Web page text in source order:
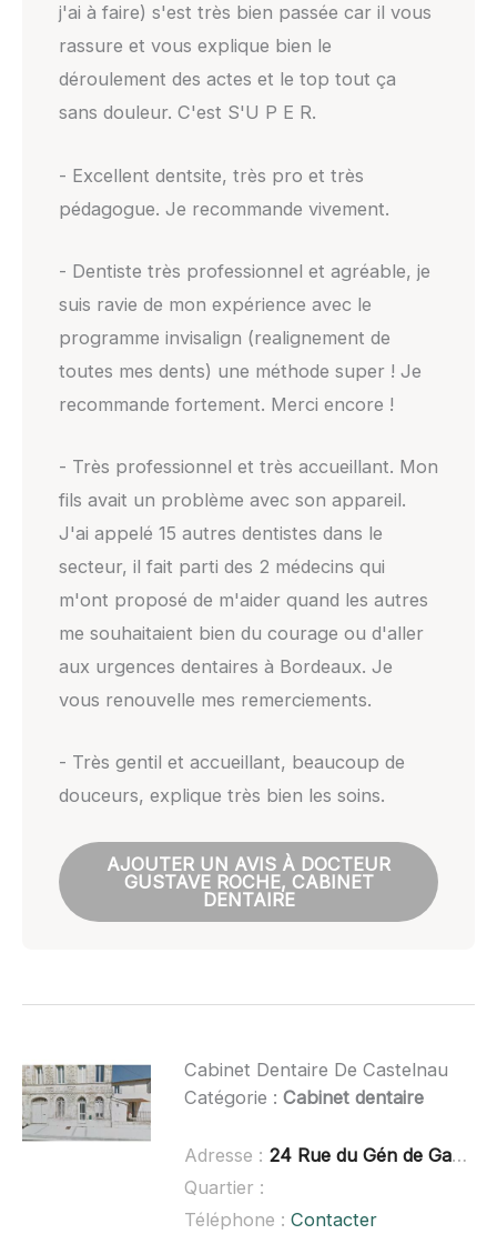
j'ai à faire) s'est très bien passée car il vous
rassure et vous explique bien le
déroulement des actes et le top tout ça
sans douleur. C'est S'U P E R.
- Excellent dentsite, très pro et très
pédagogue. Je recommande vivement.
- Dentiste très professionnel et agréable, je
suis ravie de mon expérience avec le
programme invisalign (realignement de
toutes mes dents) une méthode super ! Je
recommande fortement. Merci encore !
- Très professionnel et très accueillant. Mon
fils avait un problème avec son appareil.
J'ai appelé 15 autres dentistes dans le
secteur, il fait parti des 2 médecins qui
m'ont proposé de m'aider quand les autres
me souhaitaient bien du courage ou d'aller
aux urgences dentaires à Bordeaux. Je
vous renouvelle mes remerciements.
- Très gentil et accueillant, beaucoup de
douceurs, explique très bien les soins.
AJOUTER UN AVIS À DOCTEUR
GUSTAVE ROCHE, CABINET
DENTAIRE
Cabinet Dentaire De Castelnau
Catégorie : Cabinet dentaire
Adresse : 24 Rue du Gén de Gaulle, 33112 Saint-Laurent-Médoc
Quartier :
Téléphone : Contacter